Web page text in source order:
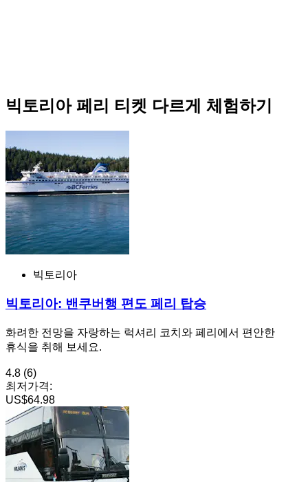
빅토리아 페리 티켓 다르게 체험하기
빅토리아
빅토리아: 밴쿠버행 편도 페리 탑승
화려한 전망을 자랑하는 럭셔리 코치와 페리에서 편안한
휴식을 취해 보세요.
4.8 (6)
최저가격:
US$64.98